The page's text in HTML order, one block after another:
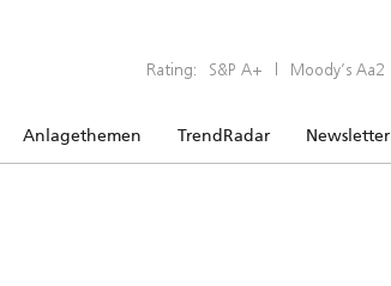
Rating: S&P A+ | Moody’s Aa2
Anlagethemen TrendRadar Newsletter